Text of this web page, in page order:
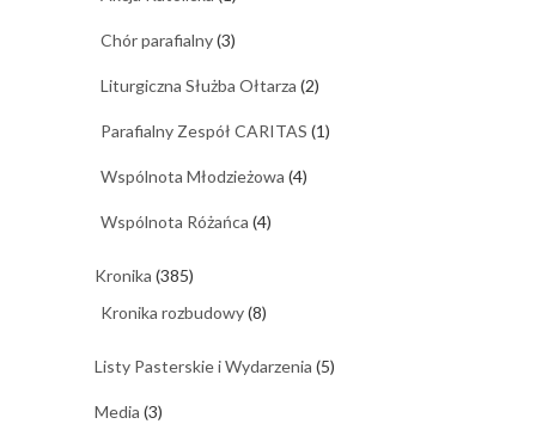
Chór parafialny(3)
Liturgiczna Służba Ołtarza (2)
Parafialny Zespół CARITAS (1)
Wspólnota Młodzieżowa (4)
Wspólnota Różańca (4)
Kronika (385)
Kronika rozbudowy(8)
Listy Pasterskie i Wydarzenia (5)
Media (3)